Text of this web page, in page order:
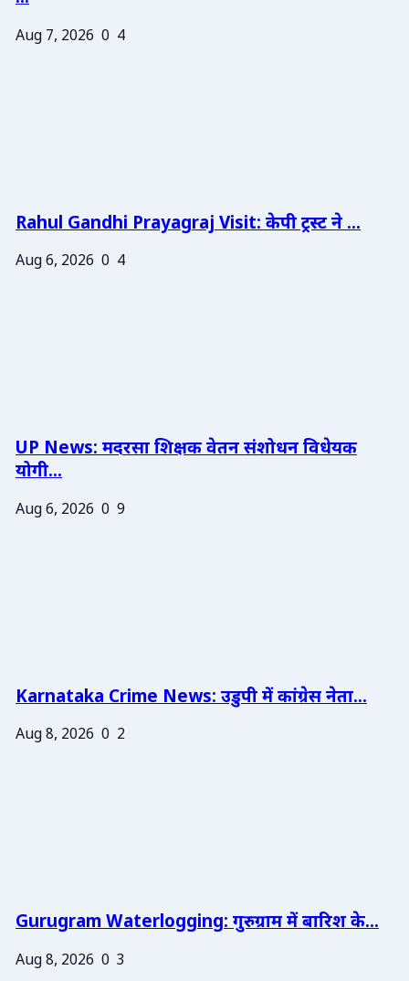
Aug 7, 2026 0 4
Rahul Gandhi Prayagraj Visit: केपी ट्रस्ट ने ...
Aug 6, 2026 0 4
UP News: मदरसा शिक्षक वेतन संशोधन विधेयक
योगी...
Aug 6, 2026 0 9
Karnataka Crime News: उडुपी में कांग्रेस नेता...
Aug 8, 2026 0 2
Gurugram Waterlogging: गुरुग्राम में बारिश के...
Aug 8, 2026 0 3